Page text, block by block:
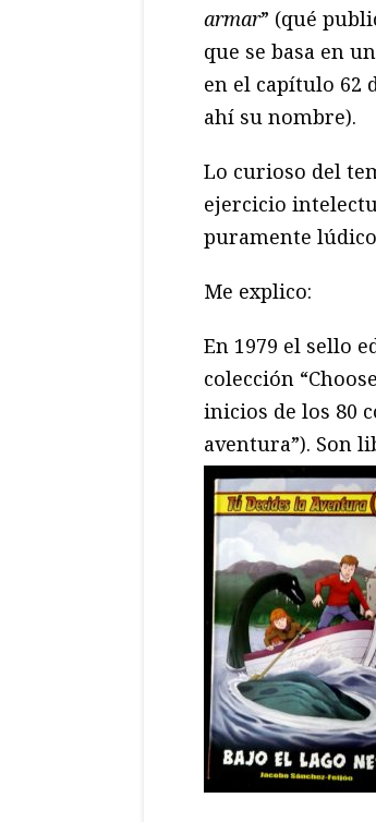
armar” (qué
que se basa en
en el capítulo 62
ahí su nombre).
Lo curioso del
ejercicio
puramente
Me explico:
En 1979 el sello
colección
inicios de los 80
aventura”). Son